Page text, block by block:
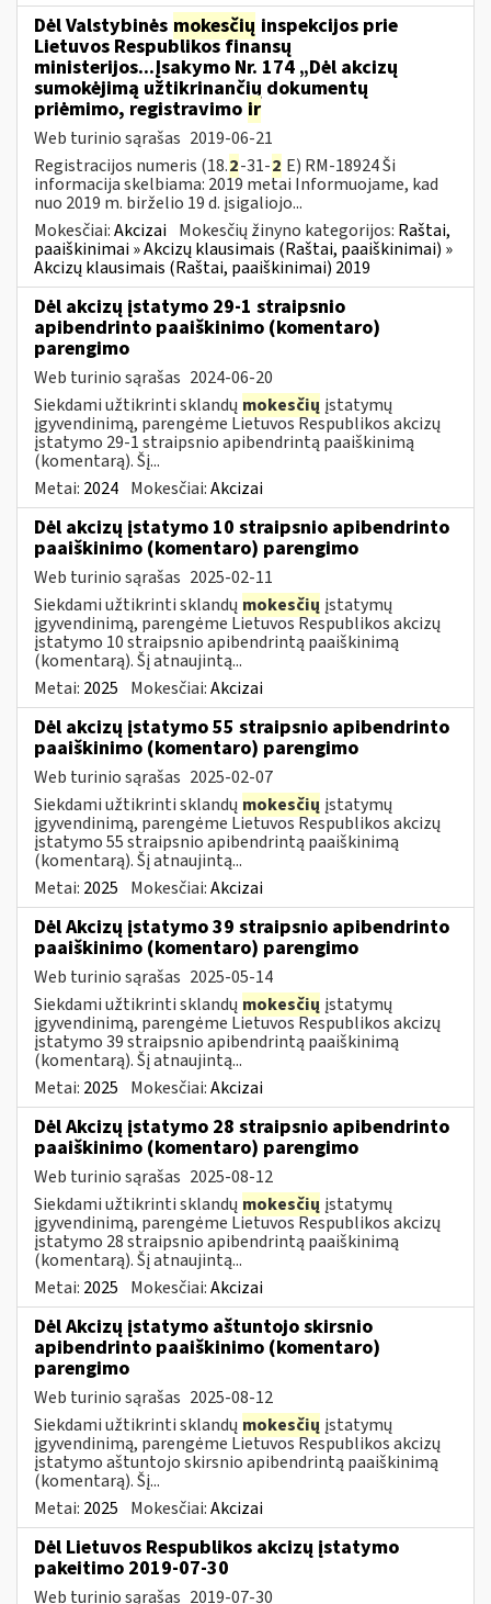
Dėl Valstybinės mokesčių inspekcijos prie
Lietuvos Respublikos finansų
ministerijos...Įsakymo Nr. 174 „Dėl akcizų
sumokėjimą užtikrinančių dokumentų
priėmimo, registravimo ir
Web turinio sąrašas 2019-06-21
Registracijos numeris (18.2-31-2 E) RM-18924 Ši
informacija skelbiama: 2019 metai Informuojame, kad
nuo 2019 m. birželio 19 d. įsigaliojo...
Mokesčiai:Akcizai Mokesčių žinyno kategorijos: Raštai,
paaiškinimai » Akcizų klausimais (Raštai, paaiškinimai) »
Akcizų klausimais (Raštai, paaiškinimai) 2019
Dėl akcizų įstatymo 29-1 straipsnio
apibendrinto paaiškinimo (komentaro)
parengimo
Web turinio sąrašas 2024-06-20
Siekdami užtikrinti sklandų mokesčių įstatymų
įgyvendinimą, parengėme Lietuvos Respublikos akcizų
įstatymo 29-1 straipsnio apibendrintą paaiškinimą
(komentarą). Šį...
Metai: 2024 Mokesčiai:Akcizai
Dėl akcizų įstatymo 10 straipsnio apibendrinto
paaiškinimo (komentaro) parengimo
Web turinio sąrašas 2025-02-11
Siekdami užtikrinti sklandų mokesčių įstatymų
įgyvendinimą, parengėme Lietuvos Respublikos akcizų
įstatymo 10 straipsnio apibendrintą paaiškinimą
(komentarą). Šį atnaujintą...
Metai: 2025 Mokesčiai:Akcizai
Dėl akcizų įstatymo 55 straipsnio apibendrinto
paaiškinimo (komentaro) parengimo
Web turinio sąrašas 2025-02-07
Siekdami užtikrinti sklandų mokesčių įstatymų
įgyvendinimą, parengėme Lietuvos Respublikos akcizų
įstatymo 55 straipsnio apibendrintą paaiškinimą
(komentarą). Šį atnaujintą...
Metai: 2025 Mokesčiai:Akcizai
Dėl Akcizų įstatymo 39 straipsnio apibendrinto
paaiškinimo (komentaro) parengimo
Web turinio sąrašas 2025-05-14
Siekdami užtikrinti sklandų mokesčių įstatymų
įgyvendinimą, parengėme Lietuvos Respublikos akcizų
įstatymo 39 straipsnio apibendrintą paaiškinimą
(komentarą). Šį atnaujintą...
Metai: 2025 Mokesčiai:Akcizai
Dėl Akcizų įstatymo 28 straipsnio apibendrinto
paaiškinimo (komentaro) parengimo
Web turinio sąrašas 2025-08-12
Siekdami užtikrinti sklandų mokesčių įstatymų
įgyvendinimą, parengėme Lietuvos Respublikos akcizų
įstatymo 28 straipsnio apibendrintą paaiškinimą
(komentarą). Šį atnaujintą...
Metai: 2025 Mokesčiai:Akcizai
Dėl Akcizų įstatymo aštuntojo skirsnio
apibendrinto paaiškinimo (komentaro)
parengimo
Web turinio sąrašas 2025-08-12
Siekdami užtikrinti sklandų mokesčių įstatymų
įgyvendinimą, parengėme Lietuvos Respublikos akcizų
įstatymo aštuntojo skirsnio apibendrintą paaiškinimą
(komentarą). Šį...
Metai: 2025 Mokesčiai:Akcizai
Dėl Lietuvos Respublikos akcizų įstatymo
pakeitimo 2019-07-30
Web turinio sąrašas 2019-07-30